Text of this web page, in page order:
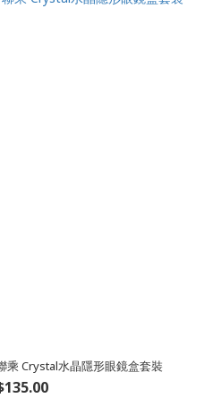
乘 Crystal水晶隱形眼鏡盒套裝